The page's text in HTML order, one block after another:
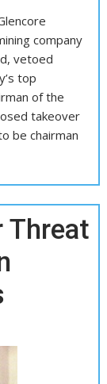
company
vetoed
top
of the
takeover
be chairman
Threat